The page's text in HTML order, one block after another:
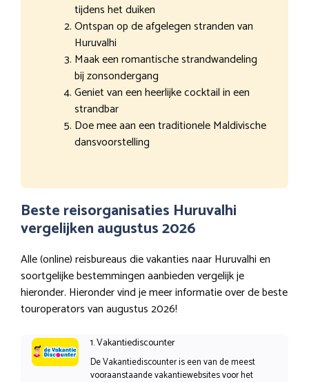
tijdens het duiken
Ontspan op de afgelegen stranden van
Huruvalhi
Maak een romantische strandwandeling
bij zonsondergang
Geniet van een heerlijke cocktail in een
strandbar
Doe mee aan een traditionele Maldivische
dansvoorstelling
Beste reisorganisaties Huruvalhi
vergelijken augustus 2026
Alle (online) reisbureaus die vakanties naar Huruvalhi en
soortgelijke bestemmingen aanbieden vergelijk je
hieronder. Hieronder vind je meer informatie over de beste
touroperators van augustus 2026!
1. Vakantiediscounter
De Vakantiediscounter is een van de meest
vooraanstaande vakantiewebsites voor het